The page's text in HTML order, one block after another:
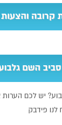
והצעות
השם
יש לכם
לנו פידבק